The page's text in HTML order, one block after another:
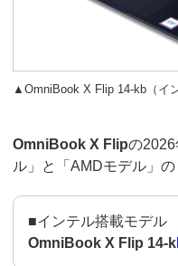
▲OmniBook X Flip 14-kb（イ
OmniBook X Flipの
ル」と「AMDモデル」の
■インテル搭載モデル
OmniBook X Flip 14-k